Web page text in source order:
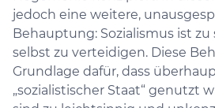
jedoch eine weitere,
Behauptung: Sozialismus ist
selbst zu verteidigen. Diese
Grundlage dafür, dass
„sozialistischer Staat“ genutzt